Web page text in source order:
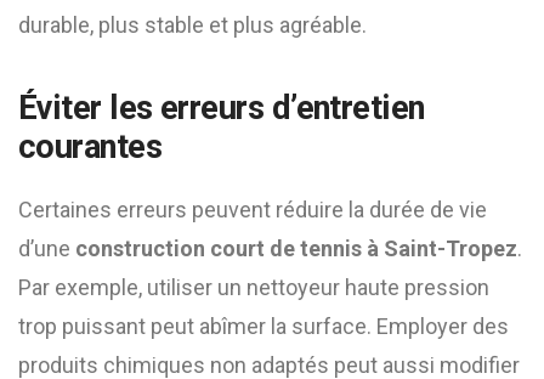
durable, plus stable et plus agréable.
Éviter les erreurs d’entretien
courantes
Certaines erreurs peuvent réduire la durée de vie
d’une construction court de tennis à Saint-Tropez.
Par exemple, utiliser un nettoyeur haute pression
trop puissant peut abîmer la surface. Employer des
produits chimiques non adaptés peut aussi modifier